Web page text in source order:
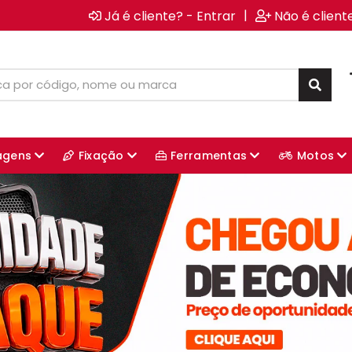
Já é cliente? - Entrar | Não é
Fixação Ferramentas Motos